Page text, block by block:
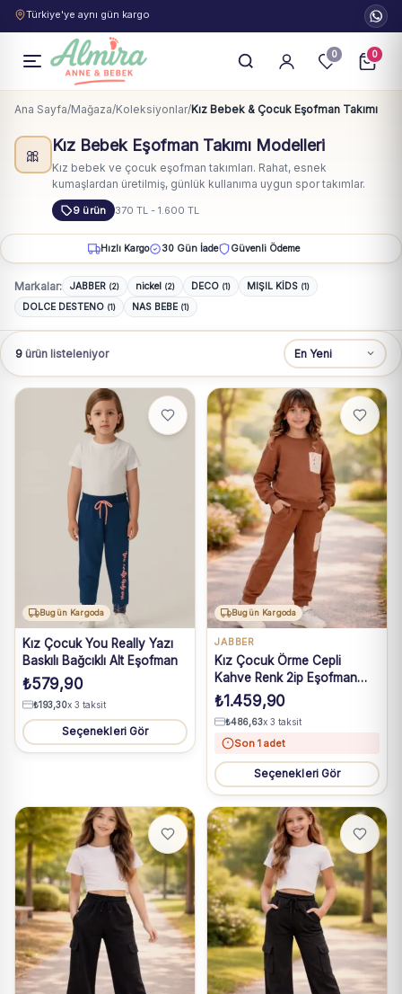
Türkiye'ye aynı gün kargo
0 0
Ana Sayfa/Mağaza/Koleksiyonlar/Kız Bebek & Çocuk Eşofman Takımı
🎀 Kız Bebek Eşofman Takımı Modelleri
Kız bebek ve çocuk eşofman takımları. Rahat, esnek
kumaşlardan üretilmiş, günlük kullanıma uygun spor takımlar.
9 ürün 370 TL - 1.600 TL
Hızlı Kargo 30 Gün İade Güvenli Ödeme
Markalar: JABBER (2) nickel (2) DECO (1) MIŞIL KİDS (1)
DOLCE DESTENO (1) NAS BEBE (1)
9 ürün listeleniyor
Bugün Kargoda
Kız Çocuk You Really Yazı
Baskılı Bağcıklı Alt Eşofman
₺579,90
₺193,30x 3 taksit
Seçenekleri Gör
Bugün Kargoda
JABBER
Kız Çocuk Örme Cepli
Kahve Renk 2ip Eşofman
Takım
₺1.459,90
₺486,63x 3 taksit
Son 1 adet
Seçenekleri Gör